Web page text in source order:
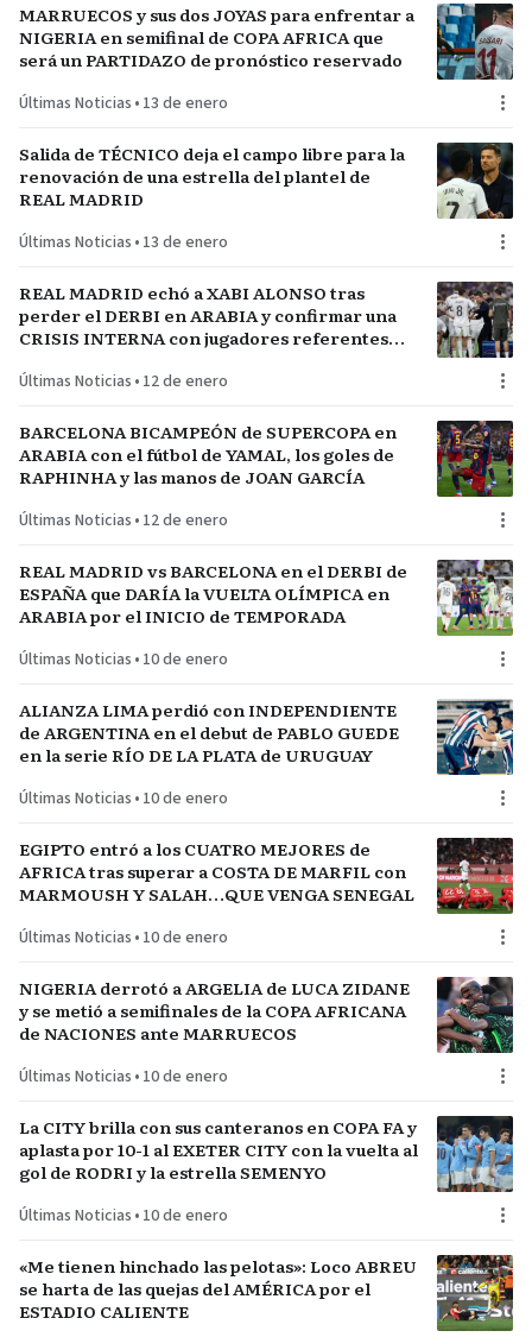
MARRUECOS y sus dos JOYAS para enfrentar a
NIGERIA en semifinal de COPA AFRICA que
será un PARTIDAZO de pronóstico reservado
Últimas Noticias • 13 de enero
Salida de TÉCNICO deja el campo libre para la
renovación de una estrella del plantel de
REAL MADRID
Últimas Noticias • 13 de enero
REAL MADRID echó a XABI ALONSO tras
perder el DERBI en ARABIA y confirmar una
CRISIS INTERNA con jugadores referentes
Últimas Noticias • 12 de enero
BARCELONA BICAMPEÓN de SUPERCOPA en
ARABIA con el fútbol de YAMAL, los goles de
RAPHINHA y las manos de JOAN GARCÍA
Últimas Noticias • 12 de enero
REAL MADRID vs BARCELONA en el DERBI de
ESPAÑA que DARÍA la VUELTA OLÍMPICA en
ARABIA por el INICIO de TEMPORADA
Últimas Noticias • 10 de enero
ALIANZA LIMA perdió con INDEPENDIENTE
de ARGENTINA en el debut de PABLO GUEDE
en la serie RÍO DE LA PLATA de URUGUAY
Últimas Noticias • 10 de enero
EGIPTO entró a los CUATRO MEJORES de
AFRICA tras superar a COSTA DE MARFIL con
MARMOUSH Y SALAH…QUE VENGA SENEGAL
Últimas Noticias • 10 de enero
NIGERIA derrotó a ARGELIA de LUCA ZIDANE
y se metió a semifinales de la COPA AFRICANA
de NACIONES ante MARRUECOS
Últimas Noticias • 10 de enero
La CITY brilla con sus canteranos en COPA FA y
aplasta por 10-1 al EXETER CITY con la vuelta al
gol de RODRI y la estrella SEMENYO
Últimas Noticias • 10 de enero
«Me tienen hinchado las pelotas»: Loco ABREU
se harta de las quejas del AMÉRICA por el
ESTADIO CALIENTE